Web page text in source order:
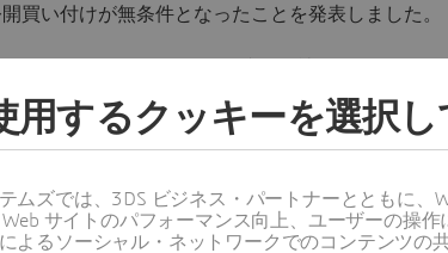
買い付けが無条件となったことを発表しました。
ッソー・システムズの間接子会社である3DS
付者」)は、RTT社株式資本の最大100%取得を目指
地または定住所を有するRTT社(ティッカーシンボ
り現金対価40.00ユーロでの任意公開買い付けを
ェッショナル向けハイエンド 3D ビジュアリゼー
ティング ソリューション、およびCGIサービス
Services)を提供する有力企業です。
用するクッキーを選択
ムズでは、3DS ビジネス・パートナーとともに
サイトのパフォーマンス向上、ユーザーの操
よるソーシャル・ネットワークでのコンテンツの